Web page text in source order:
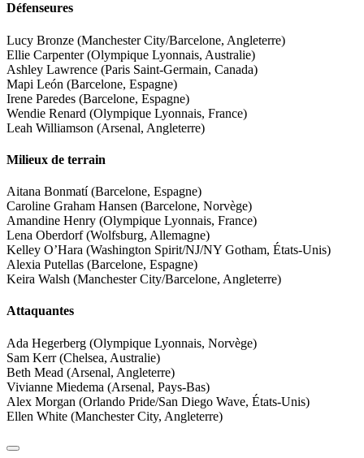
Défenseures
Lucy Bronze (Manchester City/Barcelone, Angleterre)
Ellie Carpenter (Olympique Lyonnais, Australie)
Ashley Lawrence (Paris Saint-Germain, Canada)
Mapi León (Barcelone, Espagne)
Irene Paredes (Barcelone, Espagne)
Wendie Renard (Olympique Lyonnais, France)
Leah Williamson (Arsenal, Angleterre)
Milieux de terrain
Aitana Bonmatí (Barcelone, Espagne)
Caroline Graham Hansen (Barcelone, Norvège)
Amandine Henry (Olympique Lyonnais, France)
Lena Oberdorf (Wolfsburg, Allemagne)
Kelley O’Hara (Washington Spirit/NJ/NY Gotham, États-Unis)
Alexia Putellas (Barcelone, Espagne)
Keira Walsh (Manchester City/Barcelone, Angleterre)
Attaquantes
Ada Hegerberg (Olympique Lyonnais, Norvège)
Sam Kerr (Chelsea, Australie)
Beth Mead (Arsenal, Angleterre)
Vivianne Miedema (Arsenal, Pays-Bas)
Alex Morgan (Orlando Pride/San Diego Wave, États-Unis)
Ellen White (Manchester City, Angleterre)